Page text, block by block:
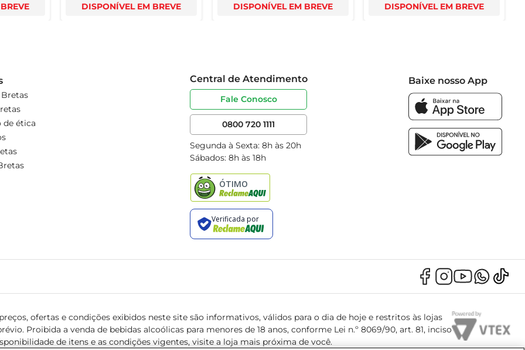
DISPONÍVEL EM BREVE DISPONÍVEL EM BREVE DISPONÍVEL EM BREVE
de ética
Central de Atendimento
Fale Conosco
0800 720 1111
Segunda à Sexta: 8h às 20h
Sábados: 8h às 18h
Baixe nosso App
ofertas e condições exibidos neste site são informativos, válidos para o dia de hoje e restritos às lojas
Proibida a venda de bebidas alcoólicas para menores de 18 anos, conforme Lei n.º 8069/90, art. 81, inciso
de itens e as condições vigentes, visite a loja mais próxima de você.